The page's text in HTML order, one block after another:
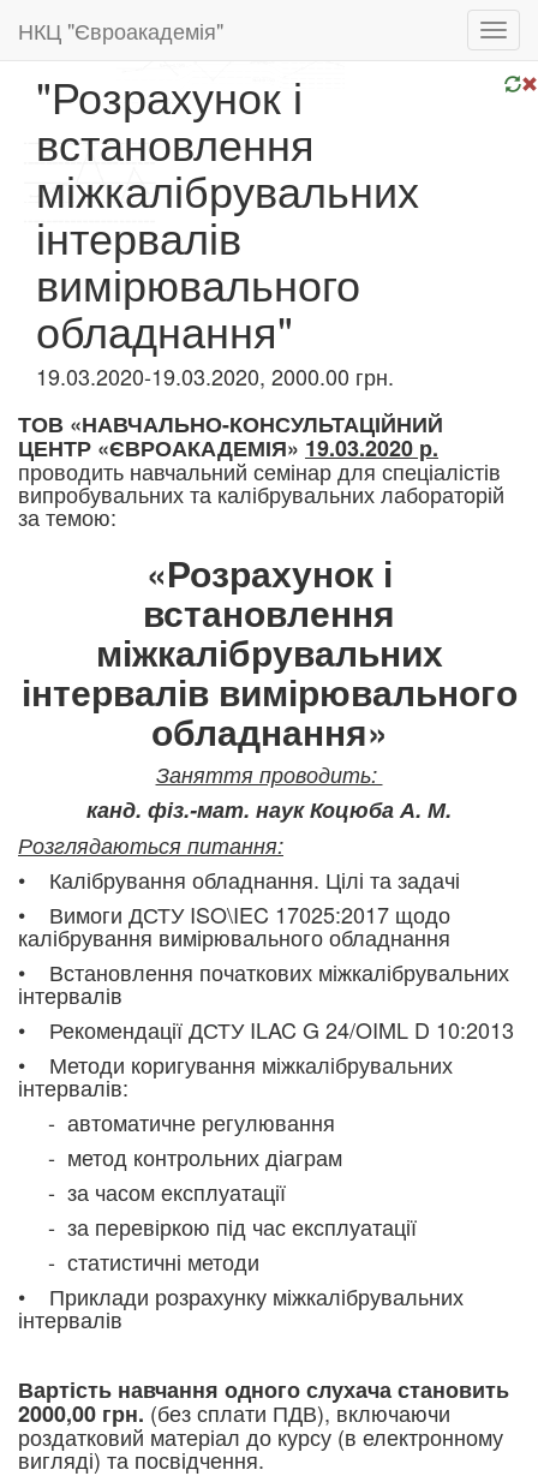
НКЦ "Євроакадемія"
"Розрахунок і
встановлення
міжкалібрувальних
інтервалів
вимірювального
обладнання"
19.03.2020-19.03.2020, 2000.00 грн.
ТОВ «НАВЧАЛЬНО-КОНСУЛЬТАЦІЙНИЙ
ЦЕНТР «ЄВРОАКАДЕМІЯ» 19.03.2020 р.
проводить навчальний семінар для спеціалістів
випробувальних та калібрувальних лабораторій
за темою:​
«Розрахунок і
встановлення
міжкалібрувальних
інтервалів вимірювального
обладнання»
Заняття проводить:
канд. фіз.-мат. наук Коцюба А. М.
Розглядаються питання:
• Калібрування обладнання. Цілі та задачі
• Вимоги ДСТУ ISO\IEC 17025:2017 щодо
калібрування вимірювального обладнання
• Встановлення початкових міжкалібрувальних
інтервалів
• Рекомендації ДСТУ ILAC G 24/OIML D 10:2013
• Методи коригування міжкалібрувальних
інтервалів:
- автоматичне регулювання
- метод контрольних діаграм
- за часом експлуатації
- за перевіркою під час експлуатації
- статистичні методи
• Приклади розрахунку міжкалібрувальних
інтервалів
Вартість навчання одного слухача становить
2000,00 грн. (без сплати ПДВ), включаючи
роздатковий матеріал до курсу (в електронному
вигляді) та посвідчення.